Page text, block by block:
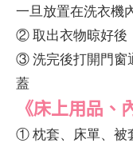
一旦放置在洗衣機
② 取出衣物晾好後
③ 洗完後打開門窗
蓋
《床上用品、
① 枕套、床單、被